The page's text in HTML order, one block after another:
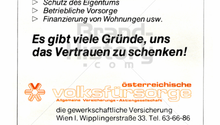
VAV Versicherungs-Aktiengesellschaft
VAV Versicherungs-Aktiengesellschaft